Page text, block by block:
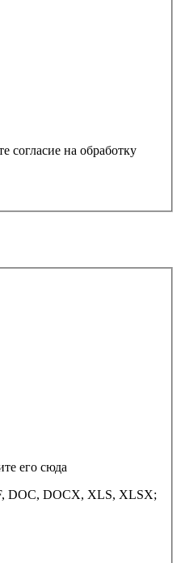
согласие на обработку
его сюда
DOC, DOCX, XLS, XLSX;